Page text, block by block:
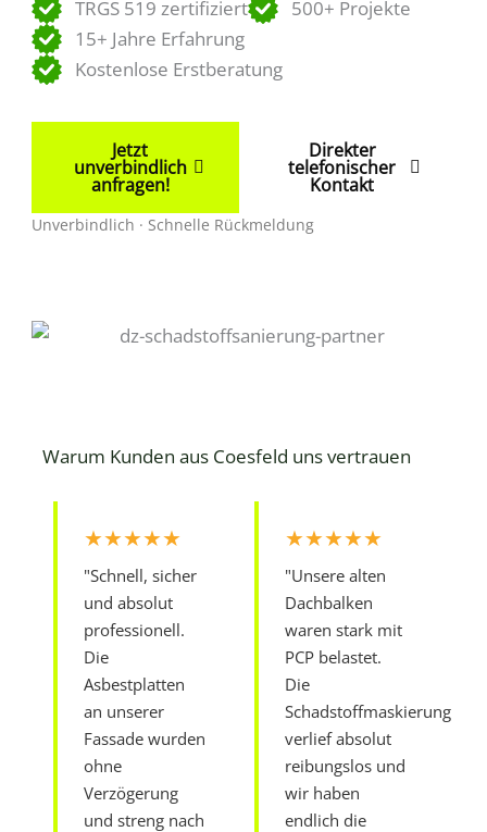
TRGS 519 zertifiziert
500+ Projekte
15+ Jahre Erfahrung
Kostenlose Erstberatung
Jetzt
unverbindlich
anfragen!
Direkter
telefonischer
Kontakt
Unverbindlich · Schnelle Rückmeldung
Warum Kunden aus Coesfeld uns vertrauen
★★★★★
"Schnell, sicher
und absolut
professionell.
Die
Asbestplatten
an unserer
Fassade wurden
ohne
Verzögerung
und streng nach
★★★★★
"Unsere alten
Dachbalken
waren stark mit
PCP belastet.
Die
Schadstoffmaskierung
verlief absolut
reibungslos und
wir haben
endlich die